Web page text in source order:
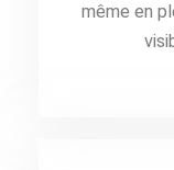
même en